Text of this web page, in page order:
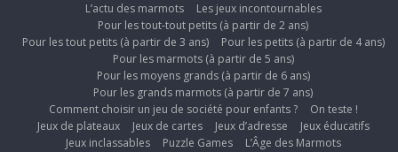
L’actu des marmots
Les jeux incontournables
Pour les tout-tout petits (à partir de 2 ans)
Pour les tout petits (à partir de 3 ans)
Pour les petits (à partir de 4 ans)
Pour les marmots (à partir de 5 ans)
Pour les moyens grands (à partir de 6 ans)
Pour les grands marmots (à partir de 7 ans)
Comment choisir un jeu de société pour enfants ?
On teste !
Jeux de plateaux
Jeux de cartes Jeux d’adresse
Jeux éducatifs
Jeux inclassables
Puzzle Games L’Âge des Marmots